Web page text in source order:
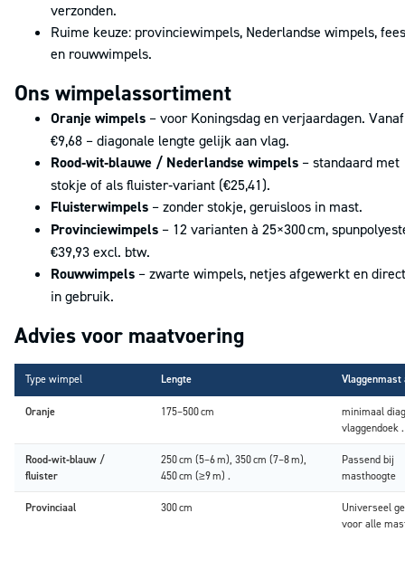
verzonden.
Ruime keuze: provinciewimpels, Nederlandse wimpels,
en rouwwimpels.
Ons wimpelassortiment
Oranje wimpels – voor Koningsdag en verjaardagen. Vanaf
€9,68 – diagonale lengte gelijk aan vlag.
Rood‑wit‑blauwe / Nederlandse wimpels – standaard met
stokje of als fluister‑variant (€25,41).
Fluisterwimpels – zonder stokje, geruisloos in mast.
Provinciewimpels – 12 varianten à 25×300 cm,
€39,93 excl. btw.
Rouwwimpels – zwarte wimpels, netjes afgewerkt en direct
in gebruik.
Advies voor maatvoering
Type wimpel Lengte Vlaggenmast
Oranje 175–500 cm
minimaal
vlaggendoek .
Rood‑wit‑blauw /
fluister
250 cm (5–6 m), 350 cm (7–8 m),
450 cm (≥9 m) .
Passend bij
masthoogte
Provinciaal 300 cm
Universeel
voor alle